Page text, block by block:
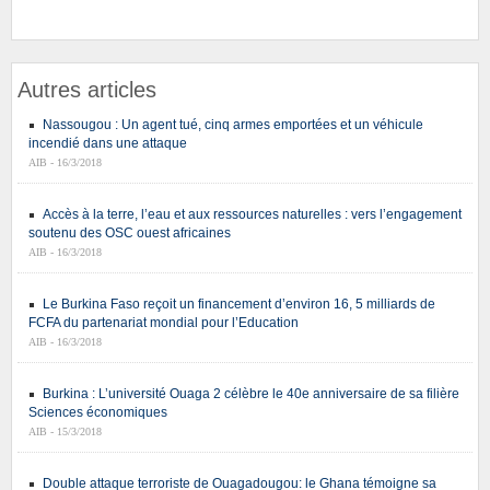
Autres articles
Nassougou : Un agent tué, cinq armes emportées et un véhicule
incendié dans une attaque
AIB - 16/3/2018
Accès à la terre, l’eau et aux ressources naturelles : vers l’engagement
soutenu des OSC ouest africaines
AIB - 16/3/2018
Le Burkina Faso reçoit un financement d’environ 16, 5 milliards de
FCFA du partenariat mondial pour l’Education
AIB - 16/3/2018
Burkina : L’université Ouaga 2 célèbre le 40e anniversaire de sa filière
Sciences économiques
AIB - 15/3/2018
Double attaque terroriste de Ouagadougou: le Ghana témoigne sa